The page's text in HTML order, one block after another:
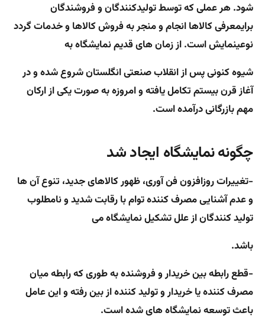
شود. هر عملی که توسط تولیدکنندگان و فروشندگان
برایمعرفی کالاها انجام و منجر به فروش کالاها و خدمات گردد
نوعینمایش است. از زمان های قدیم نمایشگاه به
شیوه کنونی پس از انقلاب صنعتی انگلستان شروع شده و در
آغاز قرن بیستم تکامل یافته و امروزه به صورت یکی از ارکان
مهم بازرگانی درآمده است.
چگونه نمایشگاه ایجاد شد
-تغییرات روزافزون فن آوری، ظهور کالاهای جدید، تنوع آن ها
و عدم آشنایی مصرف کننده توام با رقابت شدید و نامطلوب
تولید کنندگان از علل تشکیل نمایشگاه می
باشد.
-قطع رابطه بین خریدار و فروشنده به طوری که رابطه میان
مصرف کننده یا خریدار و تولید کننده از بین رفته و این عامل
باعث توسعه نمایشگاه های شده است.